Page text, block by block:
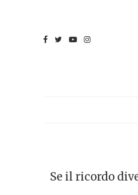
Se il ricordo